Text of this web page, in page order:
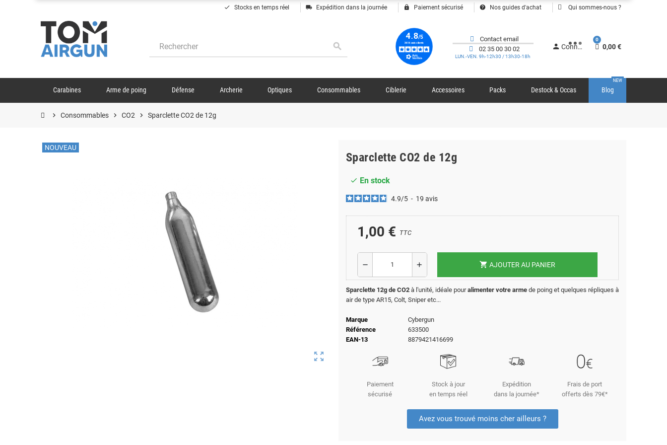
done Stocks en temps réel local_shipping Expédition dans la journée lock Paiement sécurisé help Nos guides d'achat Qui sommes-nous ?
search
Contact email
02 35 00 30 02
LUN.-VEN. 9h-12h30 / 13h30-18h
person Connexion
0
0,00 €
Carabines Arme de poing Défense Archerie Optiques Consommables Ciblerie Accessoires Packs Destock & Occas Blog
NEW
chevron_right Consommables chevron_right CO2 chevron_right Sparclette CO2 de 12g
zoom_out_map
NOUVEAU
Sparclette CO2 de 12g
check En stock
4.9/5 - 19 avis
1,00 € TTC
remove add shopping_cart AJOUTER AU PANIER
Sparclette 12g de CO2 à l'unité, idéale pouralimenter votre arme de poing et quelques répliques à
air de type AR15, Colt, Sniper etc...
Marque
Cybergun
Référence
633500
EAN-13
8879421416699
Paiement
sécurisé
Stock à jour
en temps réel
Expédition
dans la journée*
Frais de port
offerts dès 79€*
Avez vous trouvé moins cher ailleurs ?